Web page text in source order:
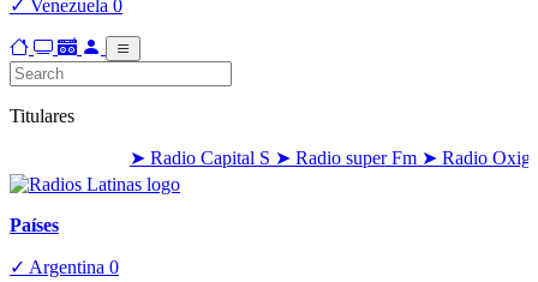
✓ Venezuela 0
Titulares
➤ Radio Capital S ➤ Radio super Fm➤ Radio
Países
✓ Argentina 0